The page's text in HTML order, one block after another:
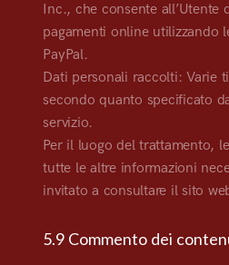
Inc., che consente all’Utente
pagamenti online utilizzando
PayPal.
Dati personali raccolti: Varie
secondo quanto specificato
servizio.
Per il luogo del trattamento,
tutte le altre informazioni
invitato a consultare il sito
5.9 Commento dei